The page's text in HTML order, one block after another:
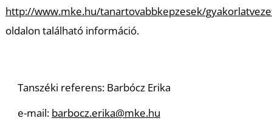
http://www.mke.hu/tanartovabbkepzesek/
oldalon található információ.
Tanszéki referens: Barbócz Erika
e-mail: barbocz.erika@mke.hu